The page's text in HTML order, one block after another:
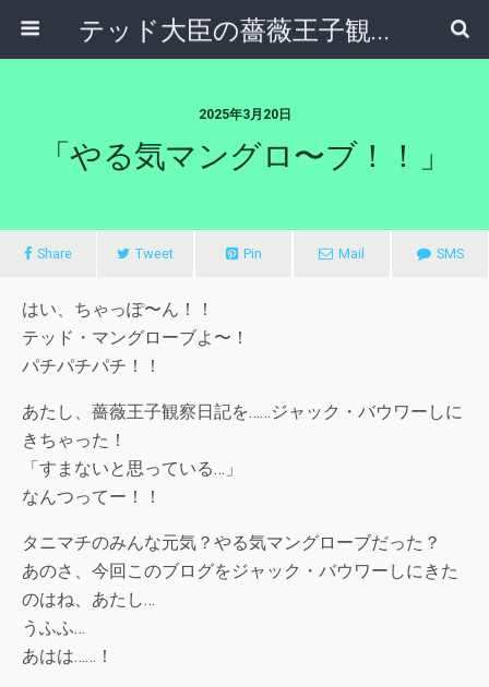
テッド大臣の薔薇王子観察日記
2025年3月20日
「やる気マングロ〜ブ！！」
Share Tweet Pin Mail SMS
はい、ちゃっぽ〜ん！！
テッド・マングローブよ〜！
パチパチパチ！！
あたし、薔薇王子観察日記を……ジャック・バウワーしに
きちゃった！
「すまないと思っている…」
なんつってー！！
タニマチのみんな元気？やる気マングローブだった？
あのさ、今回このブログをジャック・バウワーしにきた
のはね、あたし…
うふふ…
あはは……！